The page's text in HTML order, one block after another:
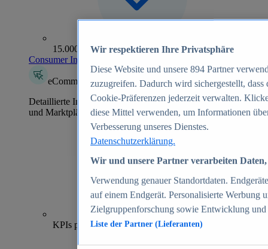
15.000+ Marken
Consumer Insights entdecken
eCommerce Insights
Detaillierte Informationen zu mehr als 39.000 Online-Shops
und Marktplätzen
70+
KPIs pro Shop
Wir respektieren Ihre Privatsphäre
Diese Website und unsere 894 Partner
zuzugreifen. Dadurch wird sichergestellt,
Cookie-Präferenzen jederzeit verwalten.
diese Mittel verwenden, um Informationen
Verbesserung unseres Dienstes.
Datenschutzerklärung.
Wir und unsere Partner verarbeiten
Verwendung genauer Standortdaten.
auf einem Endgerät. Personalisierte Werbung
Zielgruppenforschung sowie Entwicklung
Liste der Partner (Lieferanten)